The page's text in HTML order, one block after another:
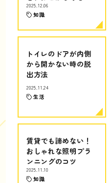
2025.12.06
知識
トイレのドアが内側
から開かない時の脱
出方法
2025.11.24
生活
賃貸でも諦めない！
おしゃれな照明プラ
ンニングのコツ
2025.11.10
知識